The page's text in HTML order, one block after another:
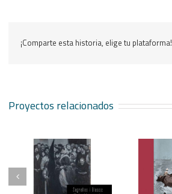
¡Comparte esta historia, elige tu plataforma!
Proyectos relacionados
Flor de mayo